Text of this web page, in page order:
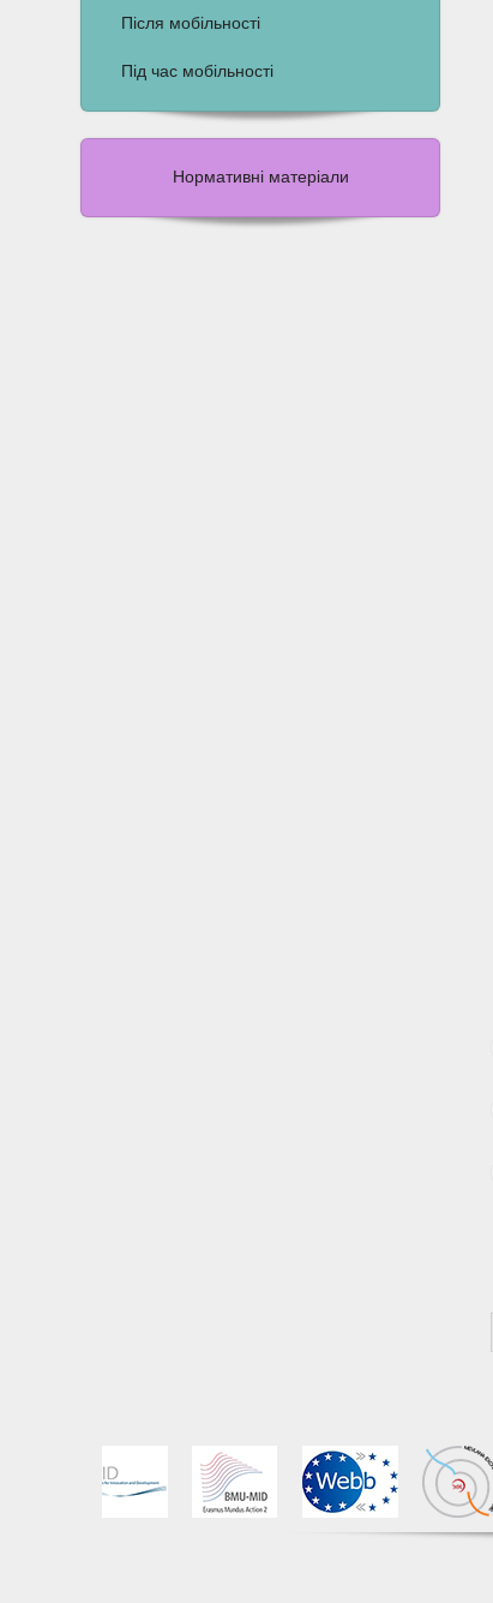
Після мобільності
Під час мобільності
Нормативні матеріали